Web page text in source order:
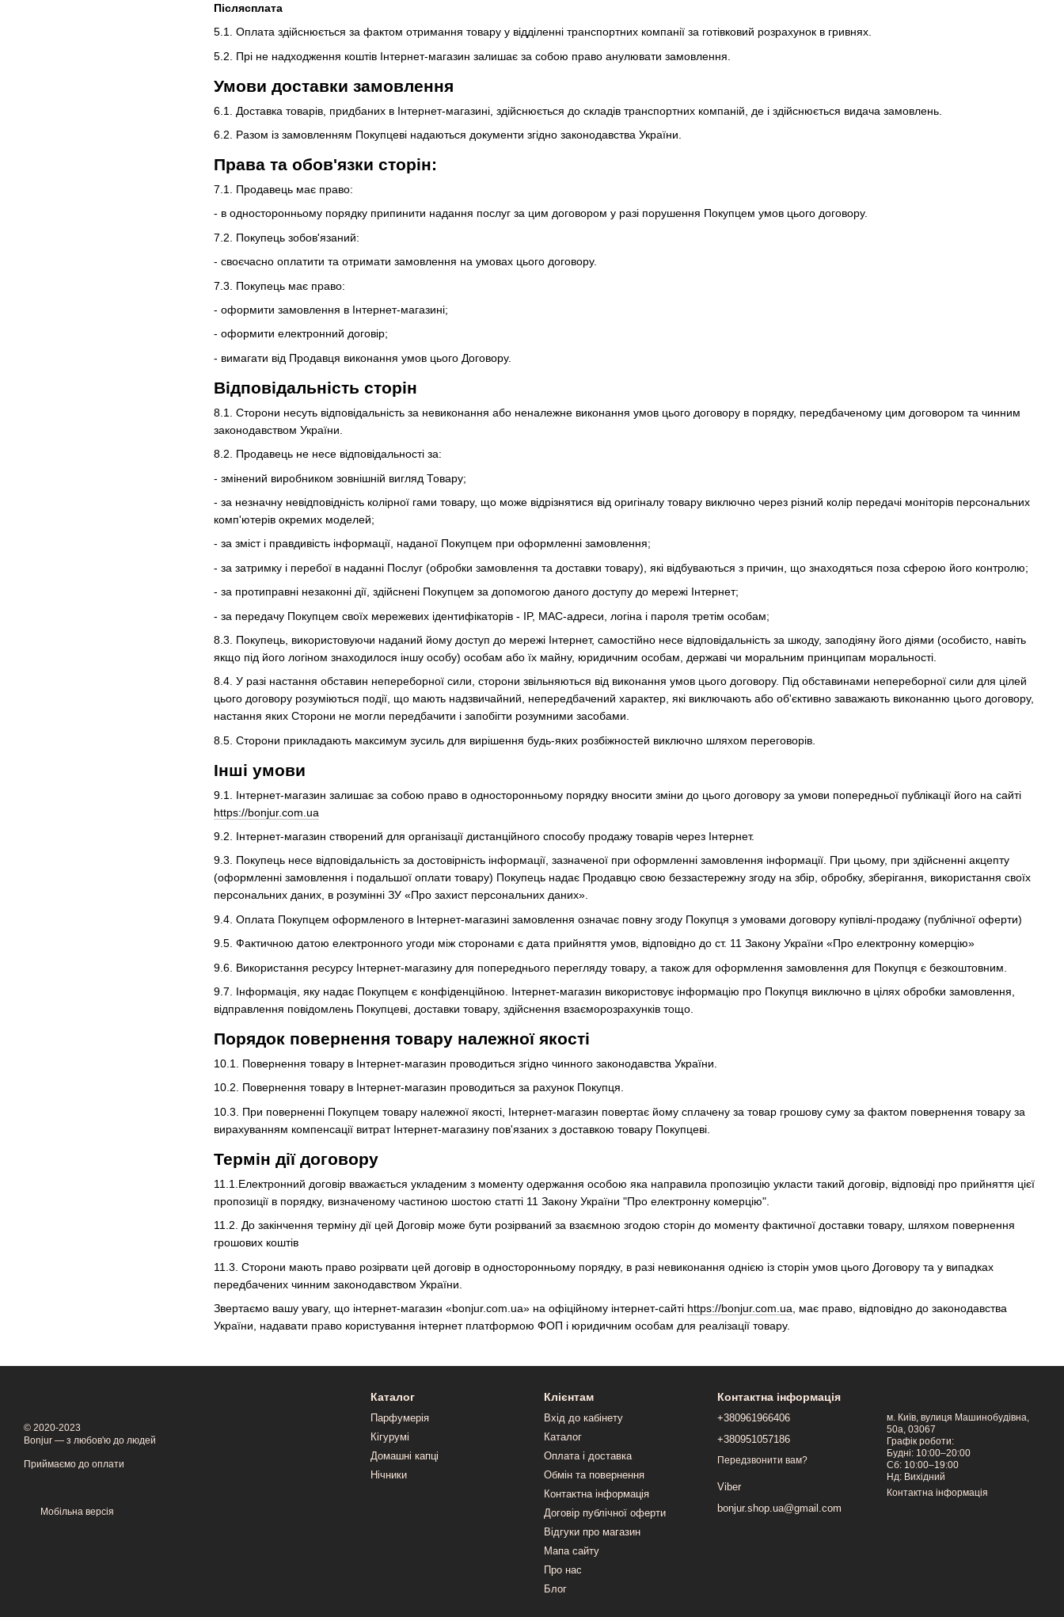
Післясплата
5.1. Оплата здійснюється за фактом отримання товару у відділенні транспортних компанії за готівковий розрахунок в гривнях.
5.2. Прі не надходження коштів Інтернет-магазин залишає за собою право анулювати замовлення.
Умови доставки замовлення
6.1. Доставка товарів, придбаних в Інтернет-магазині, здійснюється до складів транспортних компаній, де і здійснюється видача замовлень.
6.2. Разом із замовленням Покупцеві надаються документи згідно законодавства України.
Права та обов'язки сторін:
7.1. Продавець має право:
- в односторонньому порядку припинити надання послуг за цим договором у разі порушення Покупцем умов цього договору.
7.2. Покупець зобов'язаний:
- своєчасно оплатити та отримати замовлення на умовах цього договору.
7.3. Покупець має право:
- оформити замовлення в Інтернет-магазині;
- оформити електронний договір;
- вимагати від Продавця виконання умов цього Договору.
Відповідальність сторін
8.1. Сторони несуть відповідальність за невиконання або неналежне виконання умов цього договору в порядку, передбаченому цим договором та чинним
законодавством України.
8.2. Продавець не несе відповідальності за:
- змінений виробником зовнішній вигляд Товару;
- за незначну невідповідність колірної гами товару, що може відрізнятися від оригіналу товару виключно через різний колір передачі моніторів персональних
комп'ютерів окремих моделей;
- за зміст і правдивість інформації, наданої Покупцем при оформленні замовлення;
- за затримку і перебої в наданні Послуг (обробки замовлення та доставки товару), які відбуваються з причин, що знаходяться поза сферою його контролю;
- за протиправні незаконні дії, здійснені Покупцем за допомогою даного доступу до мережі Інтернет;
- за передачу Покупцем своїх мережевих ідентифікаторів - IP, MAC-адреси, логіна і пароля третім особам;
8.3. Покупець, використовуючи наданий йому доступ до мережі Інтернет, самостійно несе відповідальність за шкоду, заподіяну його діями (особисто, навіть
якщо під його логіном знаходилося іншу особу) особам або їх майну, юридичним особам, державі чи моральним принципам моральності.
8.4. У разі настання обставин непереборної сили, сторони звільняються від виконання умов цього договору. Під обставинами непереборної сили для цілей
цього договору розуміються події, що мають надзвичайний, непередбачений характер, які виключають або об'єктивно заважають виконанню цього договору,
настання яких Сторони не могли передбачити і запобігти розумними засобами.
8.5. Сторони прикладають максимум зусиль для вирішення будь-яких розбіжностей виключно шляхом переговорів.
Інші умови
9.1. Інтернет-магазин залишає за собою право в односторонньому порядку вносити зміни до цього договору за умови попередньої публікації його на сайті
https://bonjur.com.ua
9.2. Інтернет-магазин створений для організації дистанційного способу продажу товарів через Інтернет.
9.3. Покупець несе відповідальність за достовірність інформації, зазначеної при оформленні замовлення інформації. При цьому, при здійсненні акцепту
(оформленні замовлення і подальшої оплати товару) Покупець надає Продавцю свою беззастережну згоду на збір, обробку, зберігання, використання своїх
персональних даних, в розумінні ЗУ «Про захист персональних даних».
9.4. Оплата Покупцем оформленого в Інтернет-магазині замовлення означає повну згоду Покупця з умовами договору купівлі-продажу (публічної оферти)
9.5. Фактичною датою електронного угоди між сторонами є дата прийняття умов, відповідно до ст. 11 Закону України «Про електронну комерцію»
9.6. Використання ресурсу Інтернет-магазину для попереднього перегляду товару, а також для оформлення замовлення для Покупця є безкоштовним.
9.7. Інформація, яку надає Покупцем є конфіденційною. Інтернет-магазин використовує інформацію про Покупця виключно в цілях обробки замовлення,
відправлення повідомлень Покупцеві, доставки товару, здійснення взаєморозрахунків тощо.
Порядок повернення товару належної якості
10.1. Повернення товару в Інтернет-магазин проводиться згідно чинного законодавства України.
10.2. Повернення товару в Інтернет-магазин проводиться за рахунок Покупця.
10.3. При поверненні Покупцем товару належної якості, Інтернет-магазин повертає йому сплачену за товар грошову суму за фактом повернення товару за
вирахуванням компенсації витрат Інтернет-магазину пов'язаних з доставкою товару Покупцеві.
Термін дії договору
11.1.Електронний договір вважається укладеним з моменту одержання особою яка направила пропозицію укласти такий договір, відповіді про прийняття цієї
пропозиції в порядку, визначеному частиною шостою статті 11 Закону України "Про електронну комерцію".
11.2. До закінчення терміну дії цей Договір може бути розірваний за взаємною згодою сторін до моменту фактичної доставки товару, шляхом повернення
грошових коштів
11.3. Сторони мають право розірвати цей договір в односторонньому порядку, в разі невиконання однією із сторін умов цього Договору та у випадках
передбачених чинним законодавством України.
Звертаємо вашу увагу, що інтернет-магазин «bonjur.com.ua» на офіційному інтернет-сайті https://bonjur.com.ua , має право, відповідно до законодавства
України, надавати право користування інтернет платформою ФОП і юридичним особам для реалізації товару.
© 2020-2023
Bonjur — з любов'ю до людей
Приймаємо до оплати
Мобільна версія
Каталог
Парфумерія
Кігурумі
Домашні капці
Нічники
Клієнтам
Вхід до кабінету
Каталог
Оплата і доставка
Обмін та повернення
Контактна інформація
Договір публічної оферти
Відгуки про магазин
Мапа сайту
Про нас
Блог
Контактна інформація
+380961966406
+380951057186
Передзвонити вам?
Viber
bonjur.shop.ua@gmail.com
м. Київ, вулиця Машинобудівна,
50a, 03067
Графік роботи:
Будні: 10:00–20:00
Сб: 10:00–19:00
Нд: Вихідний
Контактна інформація